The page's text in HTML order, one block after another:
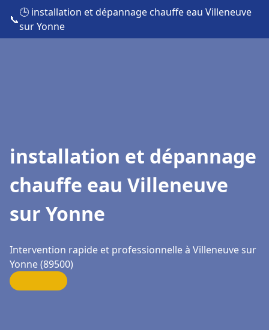
📞
🕒 installation et dépannage chauffe eau Villeneuve
sur Yonne
installation et dépannage
chauffe eau Villeneuve
sur Yonne
Intervention rapide et professionnelle à Villeneuve sur
Yonne (89500)